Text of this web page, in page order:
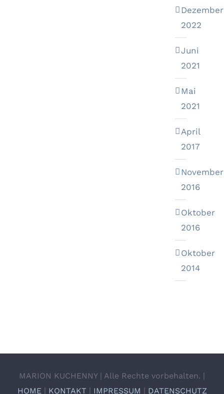
Dezember
2022
Juni
2021
Mai
2021
April
2017
November
2016
Oktober
2016
Oktober
2014
MARION KUCHENNY | Alle Rechte vorbehalten. |
HOME| KONTAKT IMPRESSUM DATENSCHUTZ